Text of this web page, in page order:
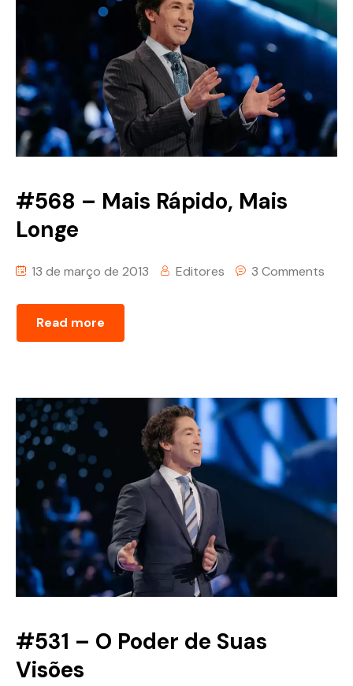
#568 – Mais Rápido, Mais
Longe
13 de março de 2013 Editores 3 Comments
Read more
#531 – O Poder de Suas
Visões